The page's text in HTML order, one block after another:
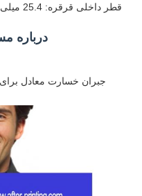
قطر داخلی قرقره: 25.4 میلی متر (1 اینچ) یا 76 میلی متر (3 اینچ)
درباره
جبران خسارت معادل